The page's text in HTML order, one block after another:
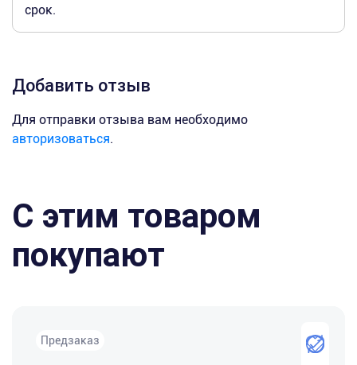
срок.
Добавить отзыв
Для отправки отзыва вам необходимо
авторизоваться.
С этим товаром
покупают
Предзаказ